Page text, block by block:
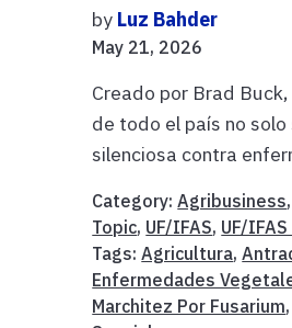
by Luz Bahder
May 21, 2026
Creado por Brad
de todo el país no
silenciosa contra
Category:Agribusiness
Topic, UF/IFAS, UF/
Tags:Agricultura,
Enfermedades
Marchitez Por Fusarium,